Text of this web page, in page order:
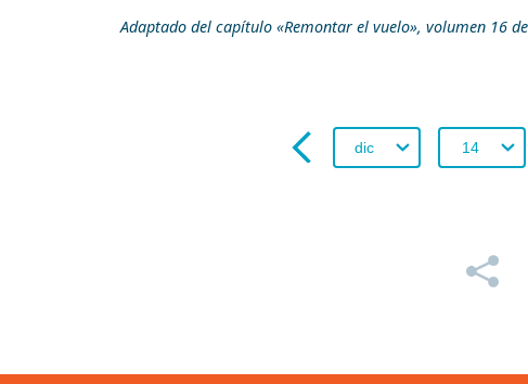
Adaptado del capítulo «Remontar el vuelo», volumen 16 de